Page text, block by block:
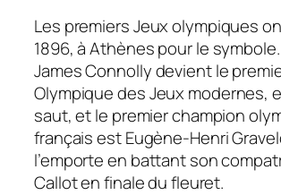
Les premiers Jeux olympiques
1896, à Athènes pour le symbole.
James Connolly devient le
Olympique des Jeux modernes,
saut, et le premier champion
français est Eugène-Henri
l’emporte en battant son
Callot en finale du fleuret.